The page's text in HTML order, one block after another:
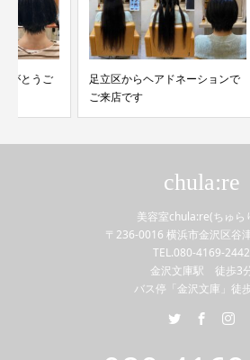
足立区からヘアドネーションで
今年
chula:re
美容室chula:re(ちゅら
〒236-0016 横浜市金沢区谷
TEL.080-4169-2442
金沢文庫駅 徒歩3
バス停「金沢文庫」徒